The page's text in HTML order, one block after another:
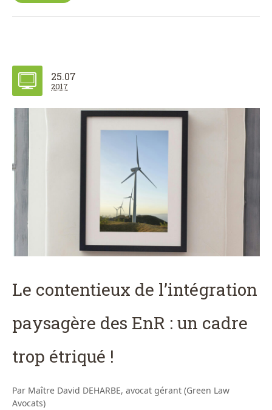
25.07
2017
Le contentieux de l’intégration
paysagère des EnR : un cadre
trop étriqué !
Par Maître David DEHARBE, avocat gérant (Green Law
Avocats)